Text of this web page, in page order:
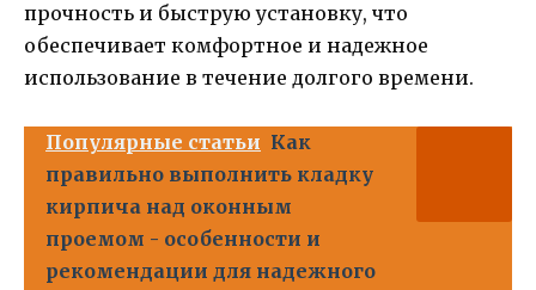
прочность и быструю установку, что
обеспечивает комфортное и надежное
использование в течение долгого времени.
Популярные статьи Как
правильно выполнить кладку
кирпича над оконным
проемом - особенности и
рекомендации для надежного